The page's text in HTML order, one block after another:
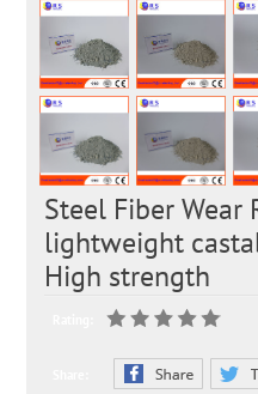
Steel Fiber Wear
lightweight
High strength